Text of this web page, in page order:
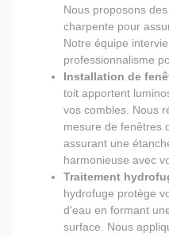
Nous proposons
charpente pour
Notre équipe
professionnalisme
Installation de
toit apportent
vos combles. Nous
mesure de fenêtres
assurant une
harmonieuse avec
Traitement
hydrofuge protège
d'eau en formant
surface. Nous